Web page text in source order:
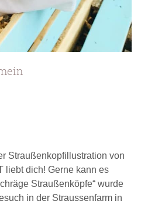
Straußenkopfillustration von
liebt dich! Gerne kann es
Straußenköpfe“ wurde
in der Straussenfarm in